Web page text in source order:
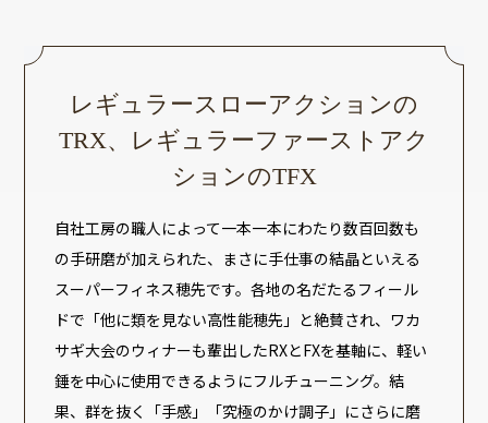
レギュラースローアクションの
TRX、レギュラーファーストアク
ションのTFX
自社工房の職人によって一本一本にわたり数百回数も
の手研磨が加えられた、まさに手仕事の結晶といえる
スーパーフィネス穂先です。各地の名だたるフィール
ドで「他に類を見ない高性能穂先」と絶賛され、ワカ
サギ大会のウィナーも輩出したRXとFXを基軸に、軽い
錘を中心に使用できるようにフルチューニング。結
果、群を抜く「手感」「究極のかけ調子」にさらに磨